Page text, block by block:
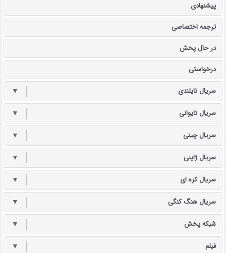
پیشنهادی
ترجمه اختصاصی
در حال پخش
درخواستی
سریال تایلندی ▼
سریال تایوانی ▼
سریال چینی ▼
سریال ژاپنی ▼
سریال کره ای ▼
سریال هنگ کنگی ▼
شبکه پخش ▼
فیلم ▼